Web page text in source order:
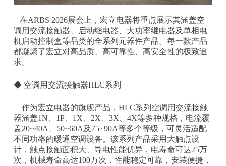
在ARBS 2026展会上，宏立电器将重点展示其涵盖空
调用交流接触器、启动继电器、大功率继电器及单相电
机启动控制盒等品类的全系列元器件产品。每一款产品
都凝聚了宏立对高品质、高可靠性、高安全性的极致追
求。
◆ 空调用交流接触器HLC系列
作为宏立电器的旗舰产品，HLC系列空调用交流接触
器涵盖1N、1P、1X、2X、3X、4X等多种规格，电流覆
盖20~40A、50~60A及75~90A等多个等级，可灵活适配
不同功率的暖通空调设备。该系列产品采用大触点设
计，触点接触面积大、导电性能优异，电寿命可达25万
次，机械寿命高达100万次，性能稳定可靠，安装便捷，